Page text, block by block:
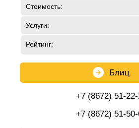
Стоимость:
Услуги:
Рейтинг:
Блиц
+7 (8672) 51-
+7 (8672) 51-